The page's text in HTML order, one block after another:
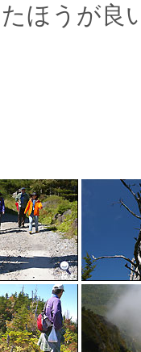
ほうが良